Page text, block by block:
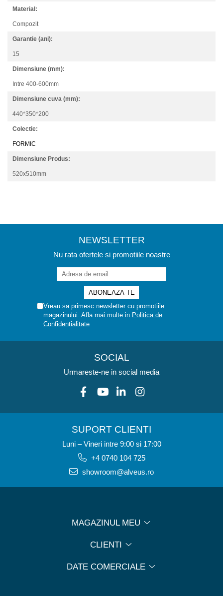
Material:
Compozit
Garantie (ani):
15
Dimensiune (mm):
Intre 400-600mm
Dimensiune cuva (mm):
440*350*200
Colectie:
FORMIC
Dimensiune Produs:
520x510mm
NEWSLETTER
Nu rata ofertele si promotiile noastre
Vreau sa primesc newsletter cu promotiile
magazinului. Afla mai multe in Politica de
Confidentialitate
SOCIAL
Urmareste-ne in social media
SUPORT CLIENTI
Luni – Vineri intre 9:00 si 17:00
+4 0740 104 725
showroom@alveus.ro
MAGAZINUL MEU
CLIENTI
DATE COMERCIALE